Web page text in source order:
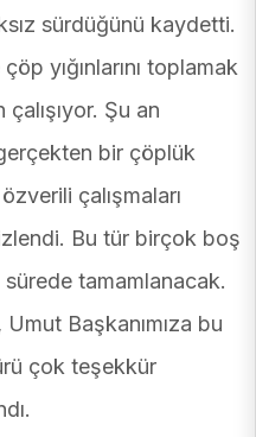
sürdüğünü kaydetti.
yığınlarını toplamak
Şu an
bir çöplük
çalışmaları
Bu tür birçok boş
sürede tamamlanacak.
Başkanımıza bu
çok teşekkür